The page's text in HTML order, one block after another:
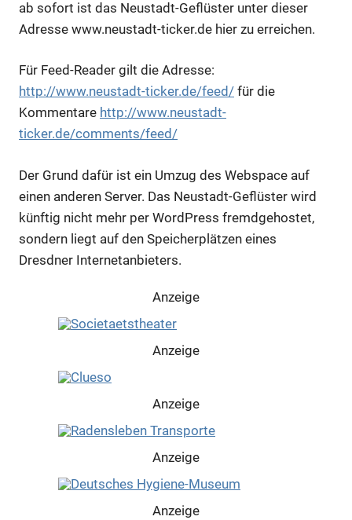
ab sofort ist das Neustadt-Geflüster unter dieser
Adresse www.neustadt-ticker.de hier zu erreichen.
Für Feed-Reader gilt die Adresse:
http://www.neustadt-ticker.de/feed/ für die
Kommentare http://www.neustadt-
ticker.de/comments/feed/
Der Grund dafür ist ein Umzug des Webspace auf
einen anderen Server. Das Neustadt-Geflüster wird
künftig nicht mehr per WordPress fremdgehostet,
sondern liegt auf den Speicherplätzen eines
Dresdner Internetanbieters.
Anzeige
Anzeige
Anzeige
Anzeige
Anzeige